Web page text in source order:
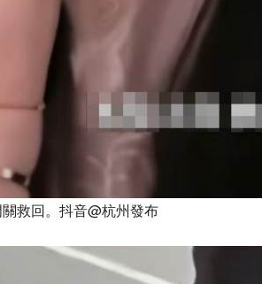
救回。抖音@杭州發布